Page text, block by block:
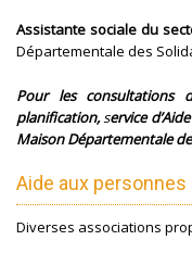
Assistante sociale du
Départementale des
Pour les consultations
planification,service
Maison Départementale
Aide aux
Diverses associations